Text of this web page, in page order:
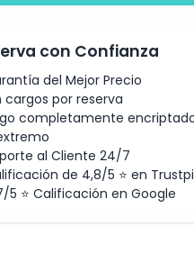
con Confianza
del Mejor Precio
cargos por reserva
completamente
al Cliente 24/7
de 4,8/5 ⭐ en
5 ⭐ Calificación en Google